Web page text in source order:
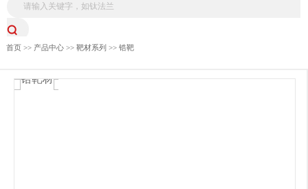
首页>> 产品中心>> 靶材系列 >> 锆靶